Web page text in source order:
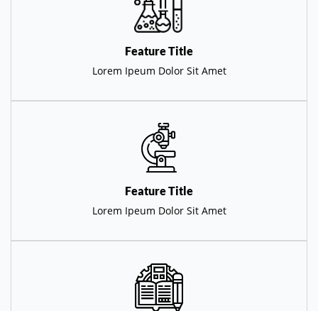
Feature Title
Lorem Ipeum Dolor Sit Amet
Feature Title
Lorem Ipeum Dolor Sit Amet